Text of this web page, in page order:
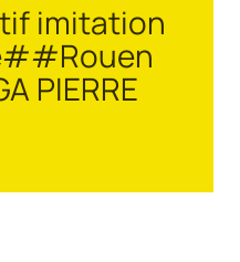
imitation
PIERRE